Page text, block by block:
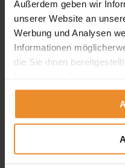
Außerdem geben wir
unserer Website an
Werbung und Analysen
Informationen
die Sie ihnen
Aufgrund Ihrer
unsere Bewertungen hier
Klicken Sie hier um Ihre
Jetzt individuelle